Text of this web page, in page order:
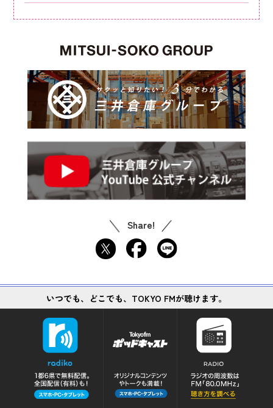
Share!
いつでも、どこでも、TOKYO FMが聴けます。